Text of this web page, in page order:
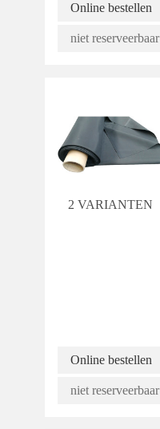
Online bestellen
niet reserveerbaar
2 VARIANTEN
Online bestellen
niet reserveerbaar